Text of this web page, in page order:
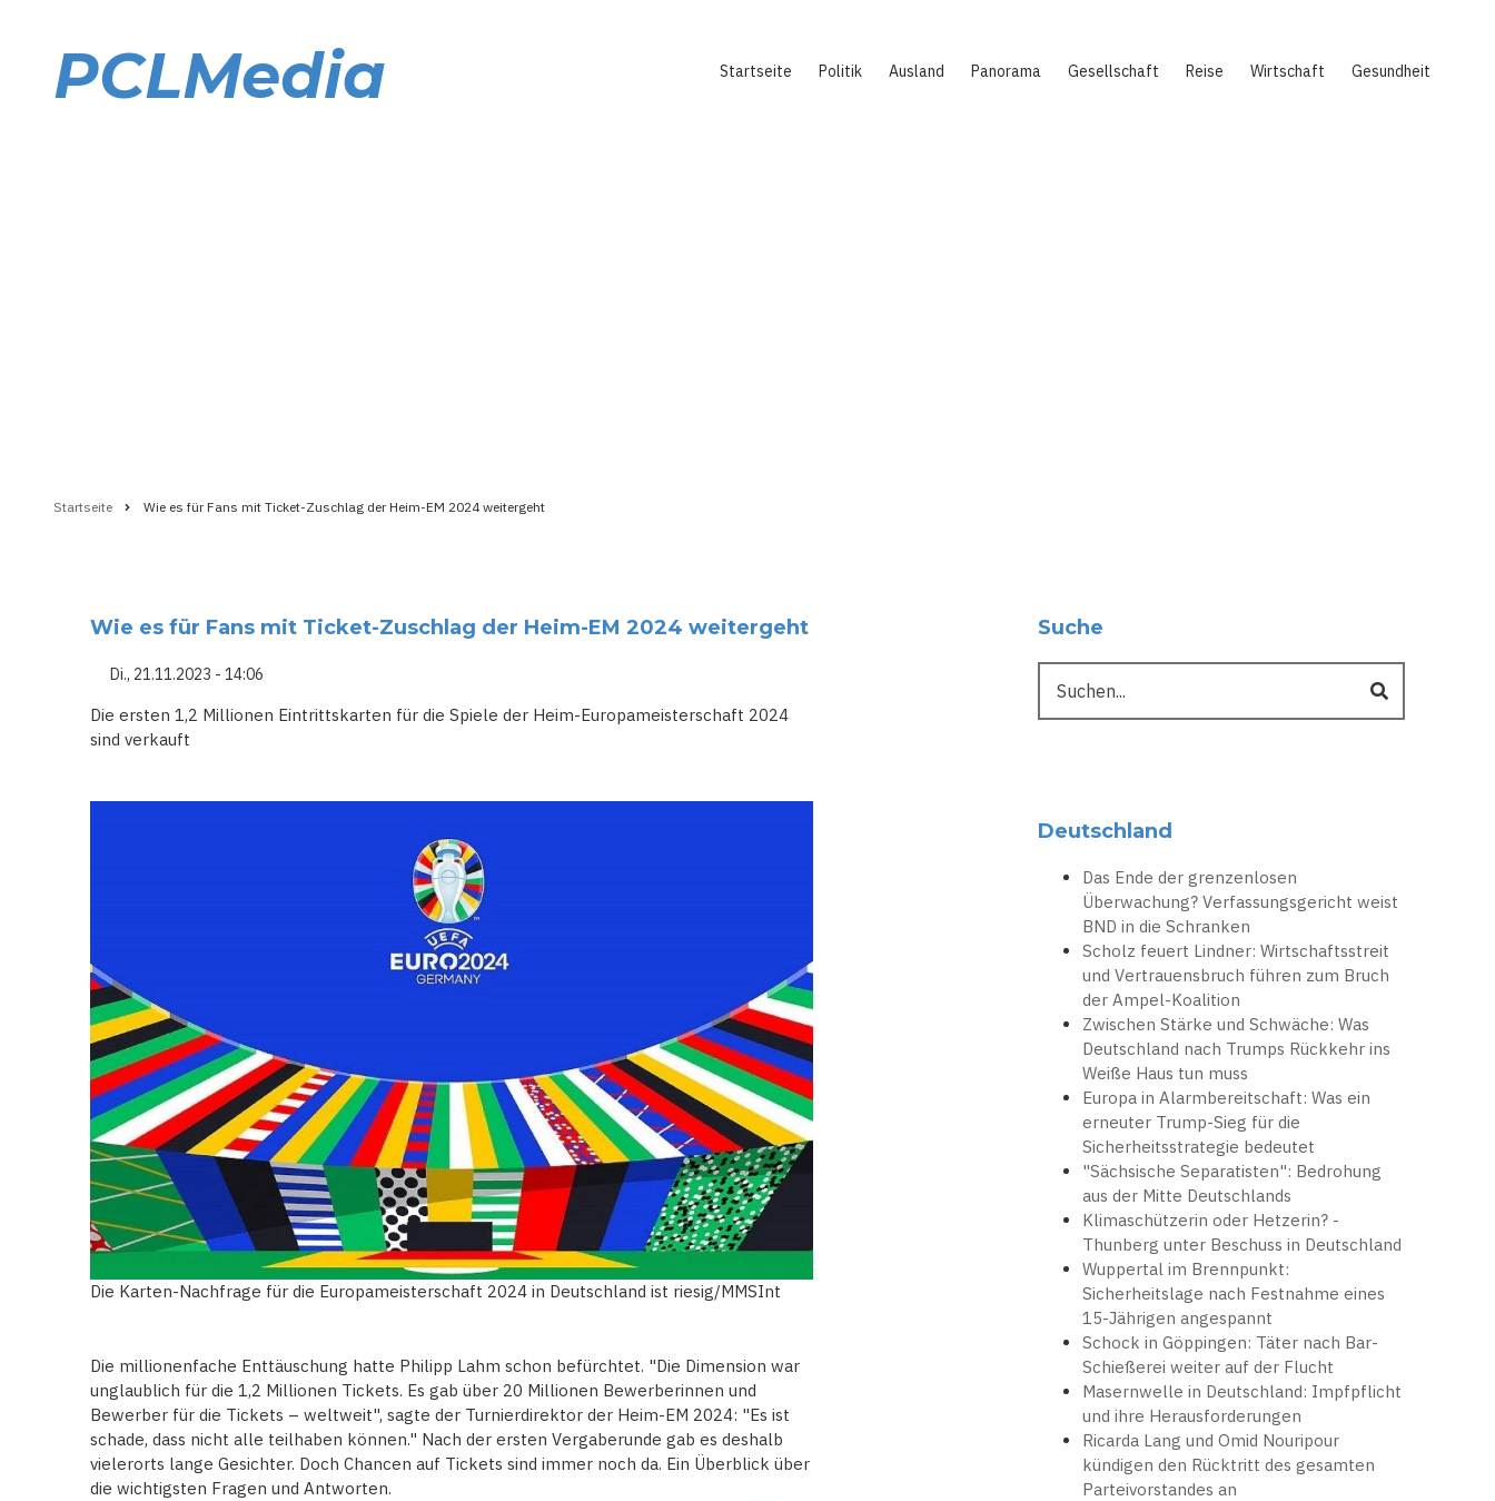
PCLMedia Startseite Politik Ausland Panorama Gesellschaft Reise Wirtschaft Gesundheit
Startseite Wie es für Fans mit Ticket-Zuschlag der Heim-EM 2024 weitergeht
Wie es für Fans mit Ticket-Zuschlag der Heim-EM 2024 weitergeht
Di., 21.11.2023 - 14:06
Die ersten 1,2 Millionen Eintrittskarten für die Spiele der Heim-Europameisterschaft 2024
sind verkauft
Die Karten-Nachfrage für die Europameisterschaft 2024 in Deutschland ist riesig/MMSInt
Die millionenfache Enttäuschung hatte Philipp Lahm schon befürchtet. "Die Dimension war
unglaublich für die 1,2 Millionen Tickets. Es gab über 20 Millionen Bewerberinnen und
Bewerber für die Tickets – weltweit", sagte der Turnierdirektor der Heim-EM 2024: "Es ist
schade, dass nicht alle teilhaben können." Nach der ersten Vergaberunde gab es deshalb
vielerorts lange Gesichter. Doch Chancen auf Tickets sind immer noch da. Ein Überblick über
die wichtigsten Fragen und Antworten.
Suche
Deutschland
Das Ende der grenzenlosen
Überwachung? Verfassungsgericht weist
BND in die Schranken
Scholz feuert Lindner: Wirtschaftsstreit
und Vertrauensbruch führen zum Bruch
der Ampel-Koalition
Zwischen Stärke und Schwäche: Was
Deutschland nach Trumps Rückkehr ins
Weiße Haus tun muss
Europa in Alarmbereitschaft: Was ein
erneuter Trump-Sieg für die
Sicherheitsstrategie bedeutet
"Sächsische Separatisten": Bedrohung
aus der Mitte Deutschlands
Klimaschützerin oder Hetzerin? -
Thunberg unter Beschuss in Deutschland
Wuppertal im Brennpunkt:
Sicherheitslage nach Festnahme eines
15-Jährigen angespannt
Schock in Göppingen: Täter nach Bar-
Schießerei weiter auf der Flucht
Masernwelle in Deutschland: Impfpflicht
und ihre Herausforderungen
Ricarda Lang und Omid Nouripour
kündigen den Rücktritt des gesamten
Parteivorstandes an